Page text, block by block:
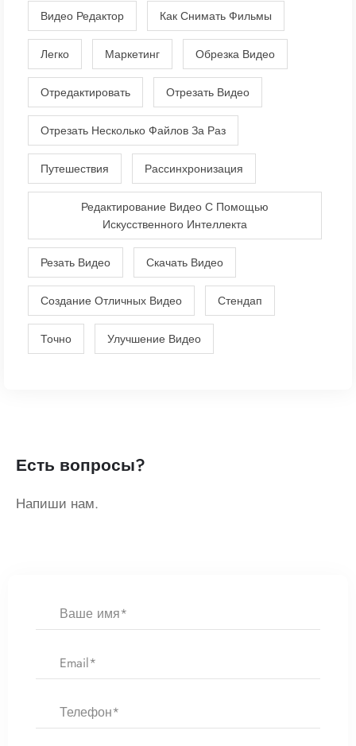
Видео Редактор Как Снимать Фильмы
Легко Маркетинг Обрезка Видео
Отредактировать Отрезать Видео
Отрезать Несколько Файлов За Раз
Путешествия Рассинхронизация
Редактирование Видео С Помощью
Искусственного Интеллекта
Резать Видео Скачать Видео
Создание Отличных Видео Стендап
Точно Улучшение Видео
Есть вопросы?
Напиши нам.